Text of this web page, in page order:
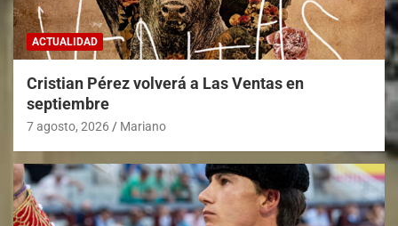
ACTUALIDAD
Cristian Pérez volverá a Las Ventas en
septiembre
7 agosto, 2026 Mariano